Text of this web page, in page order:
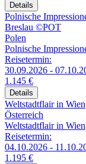
Details
Polnische
Breslau ©POT
Polen
Polnische
Reisetermin:
30.09.2026 -
1.145 €
Details
Weltstadtflair in Wien
Österreich
Weltstadtflair in Wien
Reisetermin:
04.10.2026 -
1.195 €